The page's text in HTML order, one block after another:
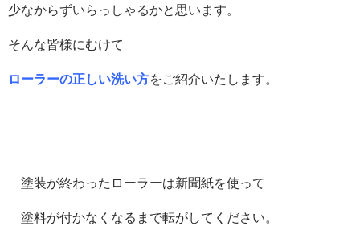
少なからずいらっしゃるかと思います。
そんな皆様にむけて
ローラーの正しい洗い方をご紹介いたします。
塗装が終わったローラーは新聞紙を使って
塗料が付かなくなるまで転がしてください。